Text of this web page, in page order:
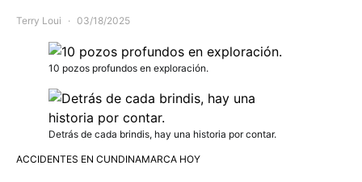
Terry Loui 03/18/2025
10 pozos profundos en exploración.
Detrás de cada brindis, hay una historia por contar.
ACCIDENTES EN CUNDINAMARCA HOY